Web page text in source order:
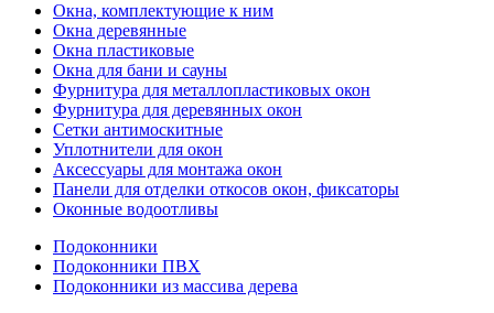
Окна, комплектующие к ним
Окна деревянные
Окна пластиковые
Окна для бани и сауны
Фурнитура для металлопластиковых окон
Фурнитура для деревянных окон
Сетки антимоскитные
Уплотнители для окон
Аксессуары для монтажа окон
Панели для отделки откосов окон, фиксаторы
Оконные водоотливы
Подоконники
Подоконники ПВХ
Подоконники из массива дерева